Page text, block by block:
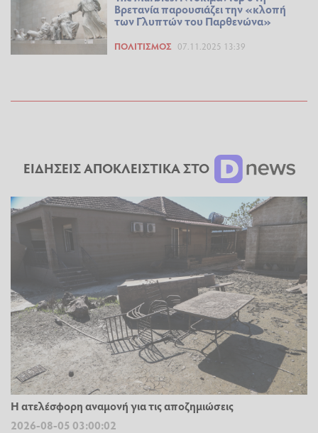
Βρετανία παρουσιάζει την «κλοπή
των Γλυπτών του Παρθενώνα»
ΠΟΛΙΤΙΣΜΌΣ 07.11.2025 13:39
ΕΙΔΗΣΕΙΣ ΑΠΟΚΛΕΙΣΤΙΚΑ ΣΤΟ
Η ατελέσφορη αναμονή για τις αποζημιώσεις
2026-08-05 03:00:02